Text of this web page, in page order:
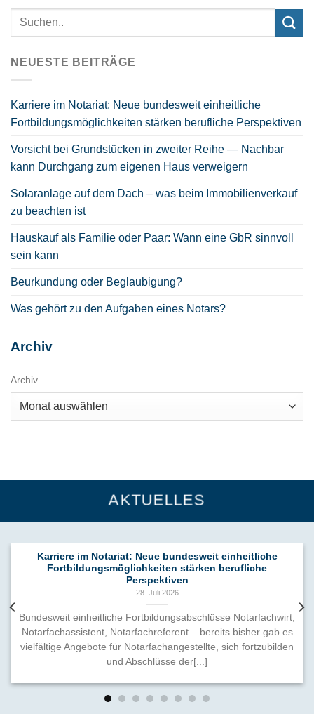
NEUESTE BEITRÄGE
Karriere im Notariat: Neue bundesweit einheitliche
Fortbildungsmöglichkeiten stärken berufliche Perspektiven
Vorsicht bei Grundstücken in zweiter Reihe — Nachbar
kann Durchgang zum eigenen Haus verweigern
Solaranlage auf dem Dach – was beim Immobilienverkauf
zu beachten ist
Hauskauf als Familie oder Paar: Wann eine GbR sinnvoll
sein kann
Beurkundung oder Beglaubigung?
Was gehört zu den Aufgaben eines Notars?
Archiv
Archiv
AKTUELLES
Karriere im Notariat: Neue bundesweit einheitliche
Fortbildungsmöglichkeiten stärken berufliche
Perspektiven
28. Juli 2026
Bundesweit einheitliche Fortbildungsabschlüsse Notarfachwirt,
Notarfachassistent, Notarfachreferent – bereits bisher gab es
vielfältige Angebote für Notarfachangestellte, sich fortzubilden
und Abschlüsse der[...]